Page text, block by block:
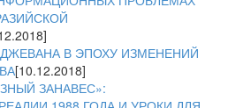
В ЭПОХУ ИЗМЕНЕНИЙ
[10.12.2018]
ЗАНАВЕС»: